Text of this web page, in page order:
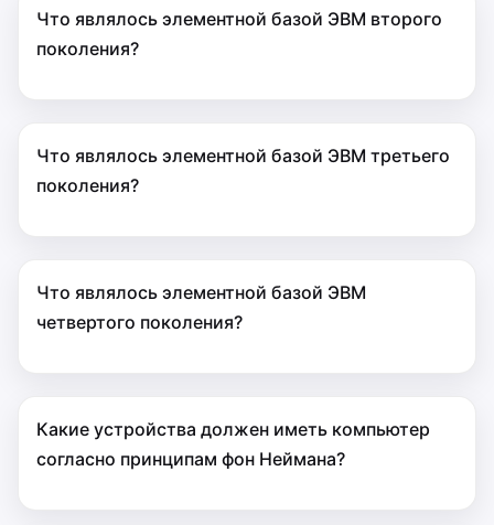
Что являлось элементной базой ЭВМ второго
поколения?
Что являлось элементной базой ЭВМ третьего
поколения?
Что являлось элементной базой ЭВМ
четвертого поколения?
Какие устройства должен иметь компьютер
согласно принципам фон Неймана?